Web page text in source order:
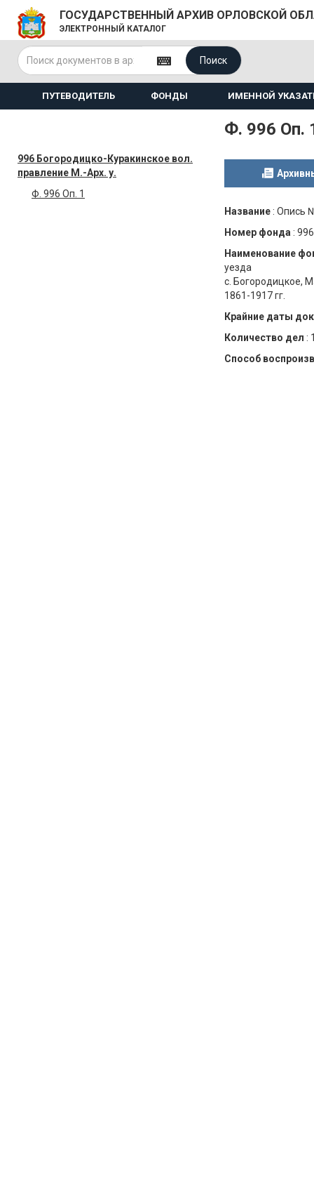
ГОСУДАРСТВЕННЫЙ АРХИВ ОРЛОВСКОЙ
ЭЛЕКТРОННЫЙ КАТАЛОГ
Поиск
ПУТЕВОДИТЕЛЬ ФОНДЫ ИМЕННОЙ
996 Богородицко-Куракинское вол.
правление М.-Арх. у.
Ф. 996 Оп. 1
Ф. 996 Оп.
Название : Опись
Номер фонда : 996
Наименование
уезда
с. Богородицкое,
1861-1917 гг.
Крайние даты
Количество дел :
Способ